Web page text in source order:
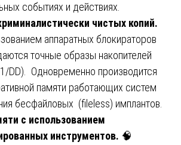
событиях и действиях.
чистых копий.
аппаратных блокираторов
точные образы накопителей
DD). Одновременно производится
памяти работающих систем
бесфайловых (fileless) имплантов.
с использованием
инструментов. 🧠